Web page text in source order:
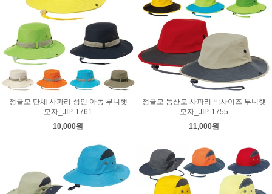
정글모 단체 사파리 성인 아동 부니햇
모자_JIP-1761
10,000원
정글모 등산모 사파리 빅사이즈 부니햇
모자_JIP-1755
11,000원